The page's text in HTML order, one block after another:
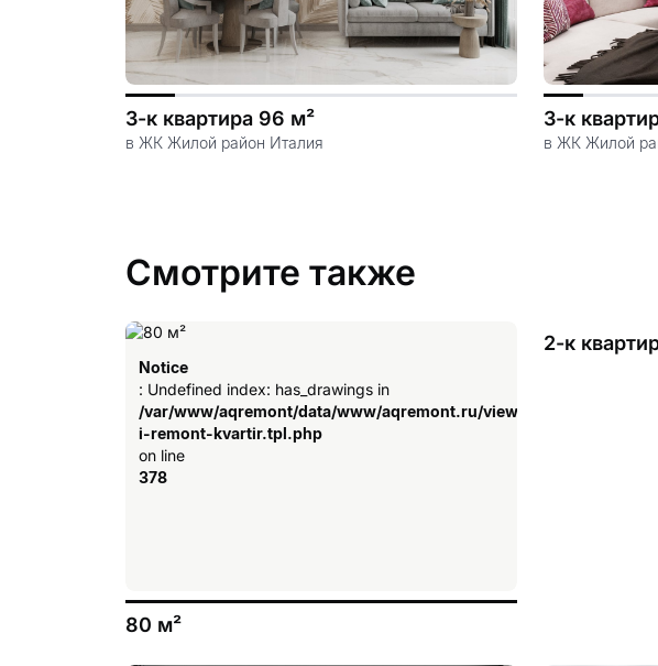
3-к квартира 96 м²
в ЖК Жилой район Италия
3-к
в ЖК Жилой
Смотрите также
Notice
: Undefined index: has_drawings in
/var/www/aqremont/data/www/aqremont.ru/view/templates_c/
i-remont-kvartir.tpl.php
on line
378
80 м²
/var/www/
2-к